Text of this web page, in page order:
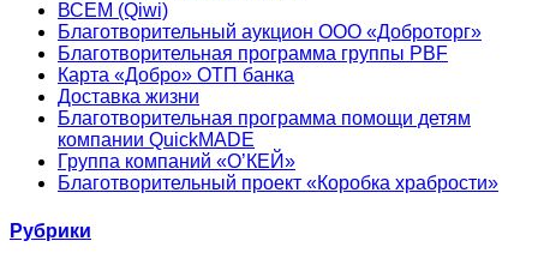
ВСЕМ (Qiwi)
Благотворительный аукцион ООО «Доброторг»
Благотворительная программа группы PBF
Карта «Добро» ОТП банка
Доставка жизни
Благотворительная программа помощи детям
компании QuickMADE
Группа компаний «О’КЕЙ»
Благотворительный проект «Коробка храбрости»
Рубрики